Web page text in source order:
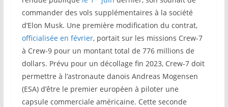
commander des vols supplémentaires à la société
d’Elon Musk. Une première modification du contrat,
officialisée en février, portait sur les missions Crew-7
à Crew-9 pour un montant total de 776 millions de
dollars. Prévu pour un décollage fin 2023, Crew-7 doit
permettre à l’astronaute danois Andreas Mogensen
(ESA) d’être le premier européen à piloter une
capsule commerciale américaine. Cette seconde